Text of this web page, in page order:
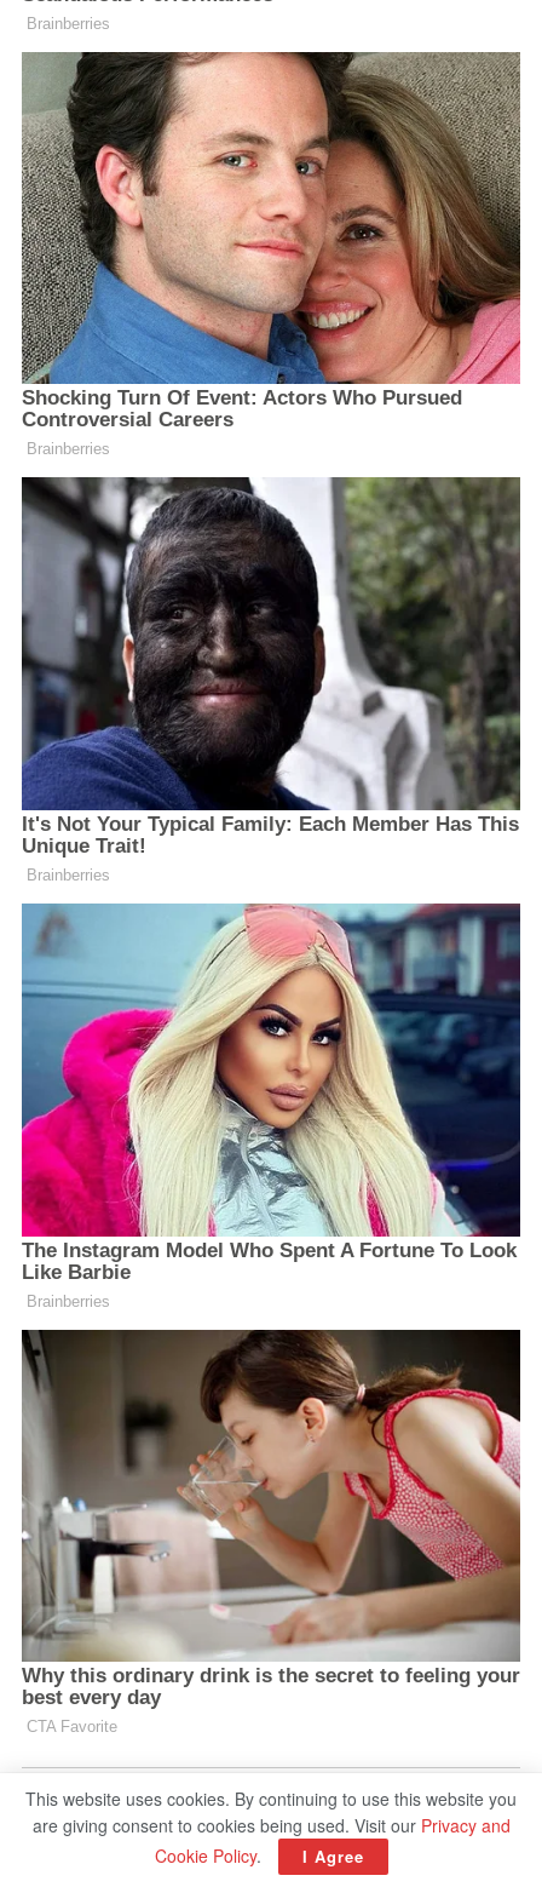
This website uses cookies. By continuing to use this website you
are giving consent to cookies being used. Visit our Privacy and
Cookie Policy. I Agree